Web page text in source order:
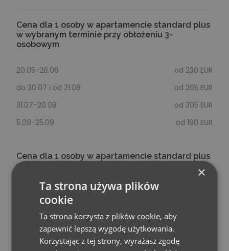
Cena dla 1 osoby w apartamencie standard plus
w wybranym terminie przy obłożeniu 3-
osobowym
20.05-26.06
od 230 EUR
do 30.07 i od 21.08
od 265 EUR
31.07-20.08
od 305 EUR
5.09-25.09
od 190 EUR
Cena dla 1 osoby w apartamencie standard plus
w wybranym terminie przy obłożeniu 4-
20.05-26.06
do 30.07 i od 21.08
od 260 EUR
31.07-20.08
od 295 EUR
×
Ta strona używa plików
cookie
Ta strona korzysta z plików cookie, aby
zapewnić lepszą wygodę użytkowania.
Korzystając z tej strony, wyrażasz zgodę